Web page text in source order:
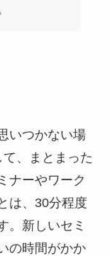
いつかない場
、まとまった
ナーやワーク
は、30分程度
。新しいセミ
の時間がかか